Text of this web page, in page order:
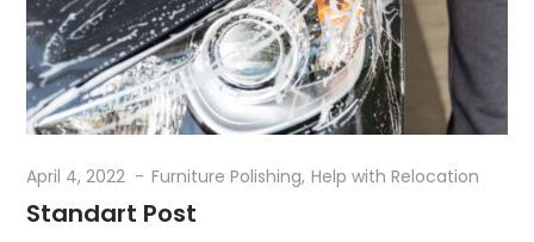
April 4, 2022 Furniture Polishing Help with Relocation
Standart Post